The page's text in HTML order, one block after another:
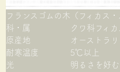
フランスゴムの木（フィカス・
科・属
クワ科フィ
原産地
オーストラ
耐寒温度
5℃以上
光
明るさを好